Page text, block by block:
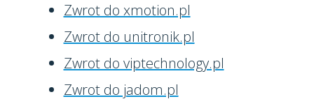
Zwrot do xmotion.pl
Zwrot do unitronik.pl
Zwrot do viptechnology.pl
Zwrot do jadom.pl